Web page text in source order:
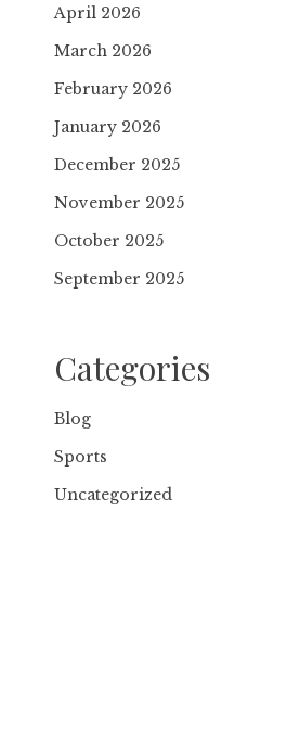
April 2026
March 2026
February 2026
January 2026
December 2025
November 2025
October 2025
September 2025
Categories
Blog
Sports
Uncategorized